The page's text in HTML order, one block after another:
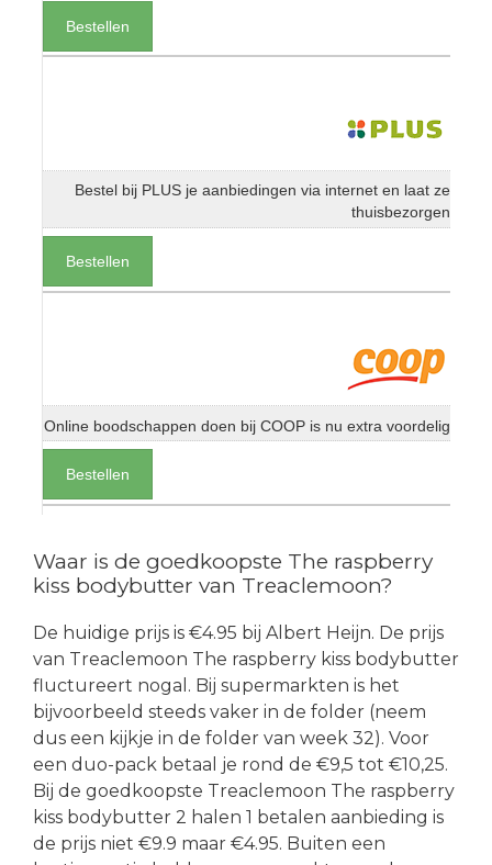
Bestellen
Bestel bij PLUS je aanbiedingen via internet en laat ze
thuisbezorgen
Bestellen
Online boodschappen doen bij COOP is nu extra voordelig
Bestellen
Waar is de goedkoopste The raspberry
kiss bodybutter van Treaclemoon?
De huidige prijs is €4.95 bij Albert Heijn. De prijs
van Treaclemoon The raspberry kiss bodybutter
fluctureert nogal. Bij supermarkten is het
bijvoorbeeld steeds vaker in de folder (neem
dus een kijkje in de folder van week 32). Voor
een duo-pack betaal je rond de €9,5 tot €10,25.
Bij de goedkoopste Treaclemoon The raspberry
kiss bodybutter 2 halen 1 betalen aanbieding is
de prijs niet €9.9 maar €4.95. Buiten een